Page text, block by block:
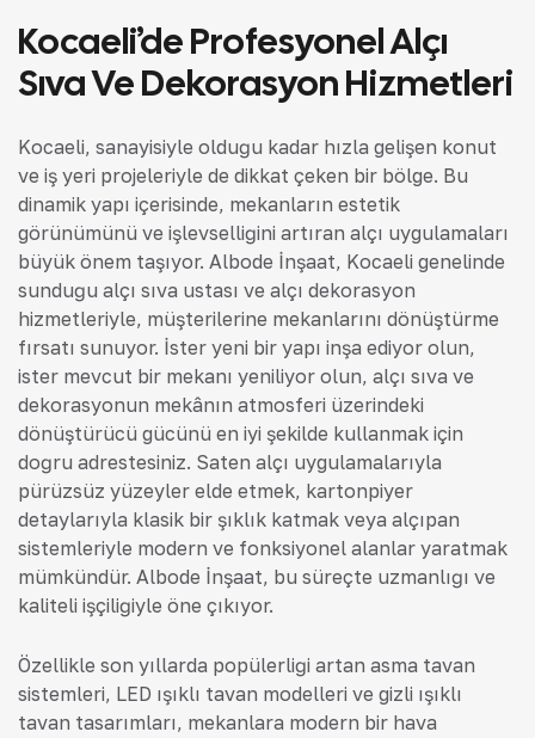
Kocaeli’de Profesyonel Alçı
Sıva Ve Dekorasyon Hizmetleri
Kocaeli, sanayisiyle olduğu kadar hızla gelişen konut
ve iş yeri projeleriyle de dikkat çeken bir bölge. Bu
dinamik yapı içerisinde, mekanların estetik
görünümünü ve işlevselliğini artıran alçı uygulamaları
büyük önem taşıyor. Albode İnşaat, Kocaeli genelinde
sunduğu alçı sıva ustası ve alçı dekorasyon
hizmetleriyle, müşterilerine mekanlarını dönüştürme
fırsatı sunuyor. İster yeni bir yapı inşa ediyor olun,
ister mevcut bir mekanı yeniliyor olun, alçı sıva ve
dekorasyonun mekânın atmosferi üzerindeki
dönüştürücü gücünü en iyi şekilde kullanmak için
doğru adrestesiniz. Saten alçı uygulamalarıyla
pürüzsüz yüzeyler elde etmek, kartonpiyer
detaylarıyla klasik bir şıklık katmak veya alçıpan
sistemleriyle modern ve fonksiyonel alanlar yaratmak
mümkündür. Albode İnşaat, bu süreçte uzmanlığı ve
kaliteli işçiliğiyle öne çıkıyor.
Özellikle son yıllarda popülerliği artan asma tavan
sistemleri, LED ışıklı tavan modelleri ve gizli ışıklı
tavan tasarımları, mekanlara modern bir hava